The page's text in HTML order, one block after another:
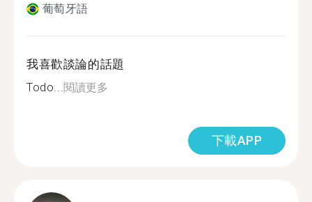
葡萄牙語
我喜歡談論的話題
Todo...閱讀更多
下載APP